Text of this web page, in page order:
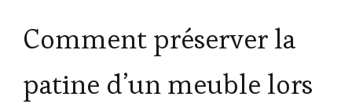
Comment préserver la
patine d’un meuble lors